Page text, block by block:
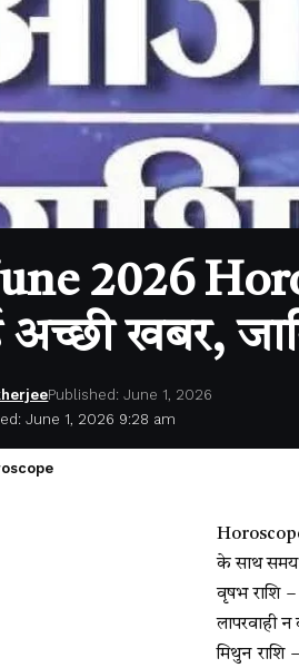
2026
अच्छी खबर,
June 1, 2026 9:28 am
Published: June 1, 2026
Horoscope
के साथ समय
वृषभ राशि
लापरवाही
मिथुन